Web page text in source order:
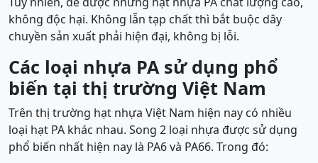
không độc hại. Không lẫn tạp chất thì bắt buộc dây
chuyền sản xuất phải hiện đại, không bị lỗi.
Các loại nhựa PA sử dụng phổ
biến tại thị trường Việt Nam
Trên thị trường hạt nhựa Việt Nam hiện nay có nhiều
loại hạt PA khác nhau. Song 2 loại nhựa được sử dụng
phổ biến nhất hiện nay là PA6 và PA66. Trong đó: